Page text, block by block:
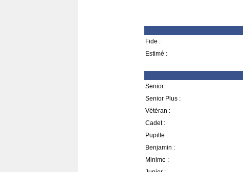
Fide :
Estimé :
Senior :
Senior Plus :
Vétéran :
Cadet :
Pupille :
Benjamin :
Minime :